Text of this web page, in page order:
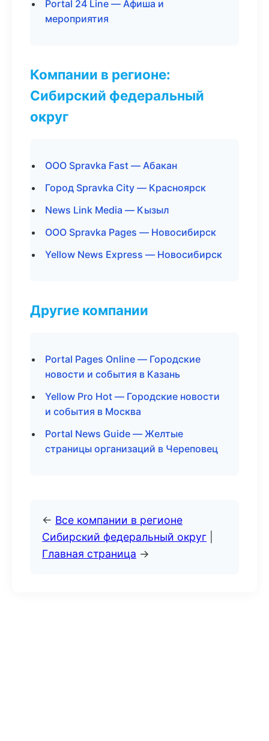
Portal 24 Line — Афиша и
мероприятия
Компании в регионе:
Сибирский федеральный
округ
ООО Spravka Fast — Абакан
Город Spravka City — Красноярск
News Link Media — Кызыл
ООО Spravka Pages — Новосибирск
Yellow News Express — Новосибирск
Другие компании
Portal Pages Online — Городские
новости и события в Казань
Yellow Pro Hot — Городские новости
и события в Москва
Portal News Guide — Желтые
страницы организаций в Череповец
← Все компании в регионе
Сибирский федеральный округ
Главная страница →